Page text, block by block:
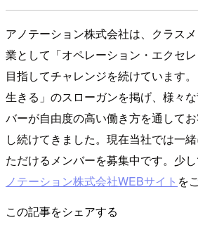
アノテーション株式会社は、クラス
業として「オペレーション・エクセ
目指してチャレンジを続けています
生きる」のスローガンを掲げ、様々
バーが自由度の高い働き方を通して
し続けてきました。現在当社では一
ただけるメンバーを募集中です。少し
ノテーション株式会社WEBサイト を
この記事をシェアする